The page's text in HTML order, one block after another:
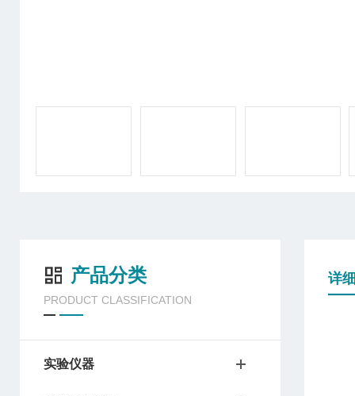
产品分类
PRODUCT CLASSIFICATION
实验仪器
详